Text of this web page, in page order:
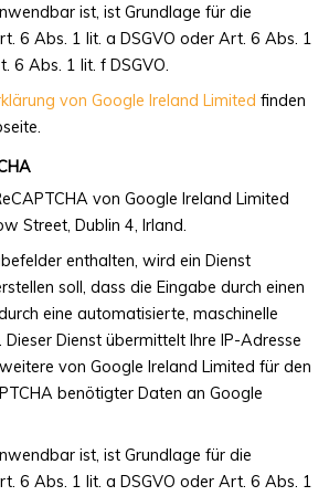
ist, ist Grundlage für die
6 Abs. 1 lit. a DSGVO oder Art. 6 Abs. 1
6 Abs. 1 lit. f DSGVO.
von Google Ireland Limited finden
von Google Ireland Limited
Street, Dublin 4, Irland.
enthalten, wird ein Dienst
soll, dass die Eingabe durch einen
eine automatisierte, maschinelle
Dienst übermittelt Ihre IP-Adresse
von Google Ireland Limited für den
benötigter Daten an Google
ist, ist Grundlage für die
6 Abs. 1 lit. a DSGVO oder Art. 6 Abs. 1